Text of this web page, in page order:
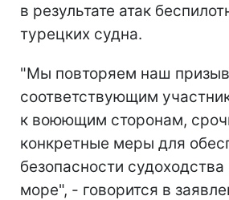
в результате атак
турецких судна.
"Мы повторяем наш
соответствующим
к воюющим сторонам,
конкретные меры для
безопасности
море", - говорится в